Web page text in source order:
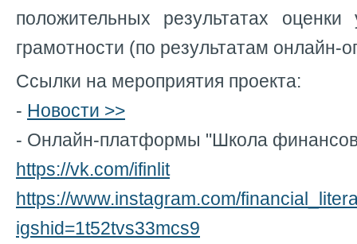
положительных результатах
грамотности (по результатам онлайн-
Ссылки на мероприятия проекта:
- Новости >>
- Онлайн-платформы "Школа
https://vk.com/ifinlit
https://www.instagram.com/
igshid=1t52tvs33mcs9